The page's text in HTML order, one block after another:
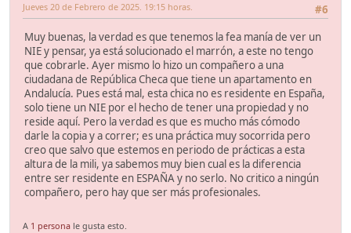
#6
Jueves 20 de Febrero de 2025. 19:15 horas.
Muy buenas, la verdad es que tenemos la fea manía de ver un
NIE y pensar, ya está solucionado el marrón, a este no tengo
que cobrarle. Ayer mismo lo hizo un compañero a una
ciudadana de República Checa que tiene un apartamento en
Andalucía. Pues está mal, esta chica no es residente en España,
solo tiene un NIE por el hecho de tener una propiedad y no
reside aquí. Pero la verdad es que es mucho más cómodo
darle la copia y a correr; es una práctica muy socorrida pero
creo que salvo que estemos en periodo de prácticas a esta
altura de la mili, ya sabemos muy bien cual es la diferencia
entre ser residente en ESPAÑA y no serlo. No critico a ningún
compañero, pero hay que ser más profesionales.
A 1 persona le gusta esto.